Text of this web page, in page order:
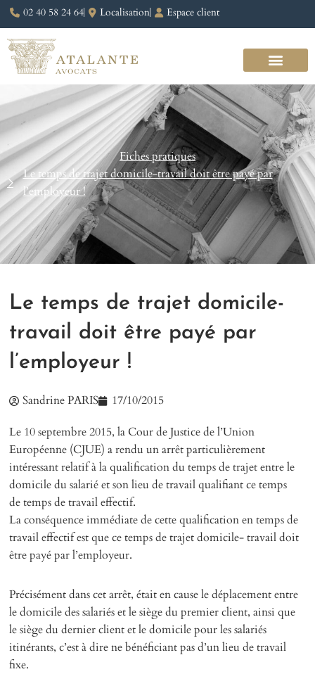
02 40 58 24 64 Localisation Espace client
Fiches pratiques
Le temps de trajet domicile-travail doit être payé par
l’employeur !
Le temps de trajet domicile-
travail doit être payé par
l’employeur !
Sandrine PARIS 17/10/2015
Le 10 septembre 2015, la Cour de Justice de l’Union
Européenne (CJUE) a rendu un arrêt particulièrement
intéressant relatif à la qualification du temps de trajet entre le
domicile du salarié et son lieu de travail qualifiant ce temps
de temps de travail effectif.
La conséquence immédiate de cette qualification en temps de
travail effectif est que ce temps de trajet domicile- travail doit
être payé par l’employeur.
Précisément dans cet arrêt, était en cause le déplacement entre
le domicile des salariés et le siège du premier client, ainsi que
le siège du dernier client et le domicile pour les salariés
itinérants, c’est à dire ne bénéficiant pas d’un lieu de travail
fixe.